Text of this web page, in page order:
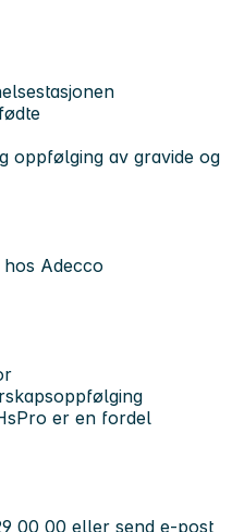
oppfølging av gravide og
Adecco
er en fordel
00 00 eller send e-post